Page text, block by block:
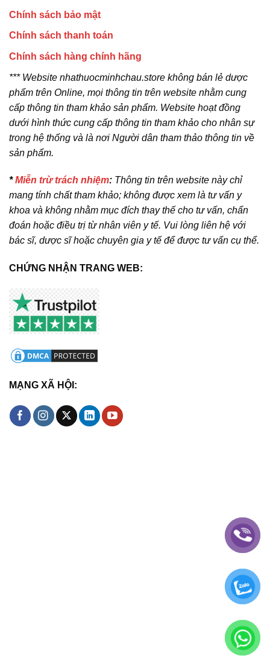
Chính sách bảo mật
Chính sách thanh toán
Chính sách hàng chính hãng
*** Website nhathuocminhchau.store không bán lẻ dược
phẩm trên Online, mọi thông tin trên website nhằm cung
cấp thông tin tham khảo sản phẩm. Website hoạt đồng
dưới hình thức cung cấp thông tin tham khảo cho nhân sự
trong hệ thống và là nơi Người dân tham thảo thông tin về
sản phẩm.
*Miễn trừ trách nhiệm: Thông tin trên website này chỉ
mang tính chất tham khảo; không được xem là tư vấn y
khoa và không nhằm mục đích thay thế cho tư vấn, chẩn
đoán hoặc điều trị từ nhân viên y tế. Vui lòng liên hệ với
bác sĩ, dược sĩ hoặc chuyên gia y tế để được tư vấn cụ thể.
CHỨNG NHẬN TRANG WEB:
MẠNG XÃ HỘI: